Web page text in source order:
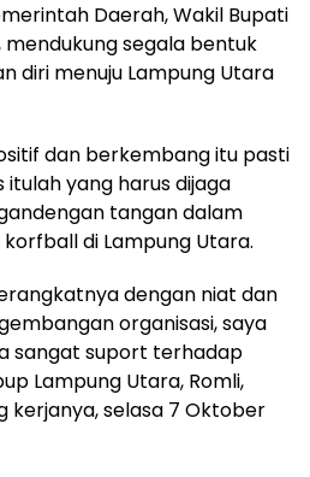
Daerah, Wakil Bupati
mendukung segala bentuk
diri menuju Lampung Utara
dan berkembang itu pasti
yang harus dijaga
tangan dalam
di Lampung Utara.
dengan niat dan
organisasi, saya
sangat suport terhadap
Lampung Utara, Romli,
kerjanya, selasa 7 Oktober